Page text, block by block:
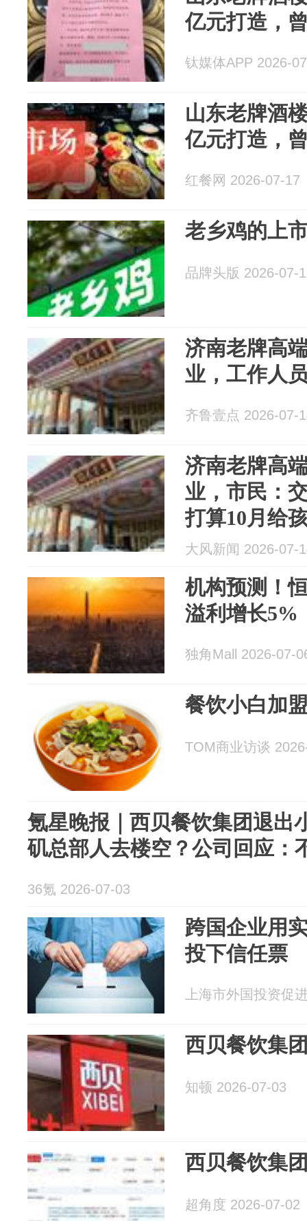
亿元打造，
钛媒体APP 2026-
山东老牌酒
亿元打造，
红餐网 2026-07-17
老乡鸡的上
品牌头版 2026-07-
济南老牌高
业，工作人
齐鲁壹点 2026-07-
济南老牌高
业，市民：
打算10月给
寻场地；工
大风新闻 2026-07-
机构预测！
溢利增长5%
独角Mall 2026-07-
餐饮小白加
TOM商业访谈
氪星晚报｜西贝餐饮集团退出
矶总部人去楼空？公司回应：
36氪 2026-07-03
跨国企业用
投下信任票
上海市外国投资促
西贝餐饮集
知顿 2026-07-03
西贝餐饮集
超角度 2026-07-02